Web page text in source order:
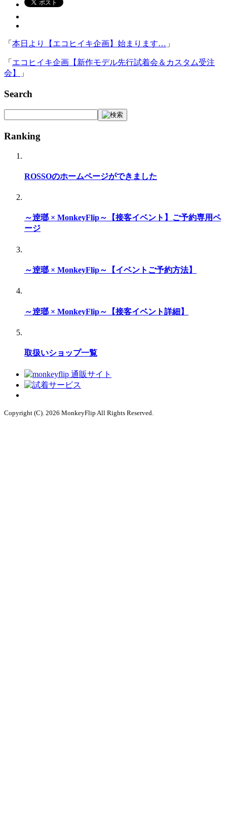
「 本日より【エコヒイキ企画】始まります… 」
「 エコヒイキ企画【新作モデル先行試着会＆カスタム受注
会】
」
Search
Ranking
ROSSOのホームページができました
～逹瑯 × MonkeyFlip～【接客イベント】ご予約専用ペ
ージ
～逹瑯 × MonkeyFlip～【イベントご予約方法】
～逹瑯 × MonkeyFlip～【接客イベント詳細】
取扱いショップ一覧
Copyright (C). 2026 MonkeyFlip All Rights Reserved.